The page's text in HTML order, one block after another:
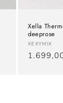
Xella
deeprose
XEXYMIX
Běžná